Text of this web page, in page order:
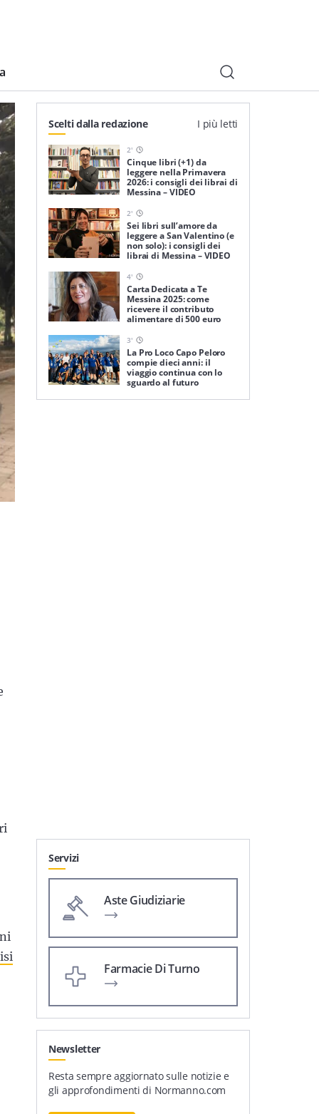
Scelti dalla redazione I più letti
2'
Cinque libri (+1) da
leggere nella Primavera
2026: i consigli dei librai di
Messina – VIDEO
2'
Sei libri sull’amore da
leggere a San Valentino (e
non solo): i consigli dei
librai di Messina – VIDEO
4'
Carta Dedicata a Te
Messina 2025: come
ricevere il contributo
alimentare di 500 euro
3'
La Pro Loco Capo Peloro
compie dieci anni: il
viaggio continua con lo
sguardo al futuro
Servizi
Aste Giudiziarie
Farmacie Di Turno
Newsletter
Resta sempre aggiornato sulle notizie e
gli approfondimenti di Normanno.com